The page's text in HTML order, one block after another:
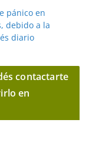
pánico en
debido a la
diario
contactarte
en